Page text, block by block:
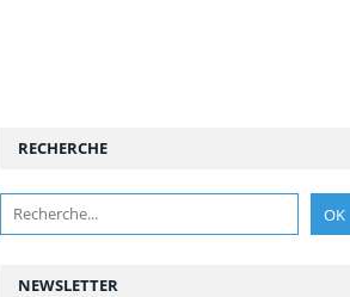
NEWSLETTER
RECHERCHE